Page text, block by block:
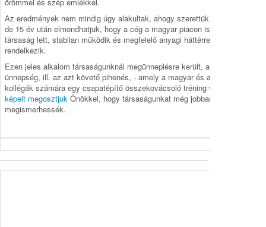
Az eredmények nem mindig úgy alakultak, ahogy szerettük volna,
de 15 év után elmondhatjuk, hogy a cég a magyar piacon ismert
társaság lett, stabilan működik és megfelelő anyagi háttérrel
rendelkezik.
Ezen jeles alkalom társaságunknál megünneplésre került, amely
ünnepség, ill. az azt követő pihenés, - amely a magyar és a szlovák
kollégák számára egy csapatépítő összekovácsoló tréning volt -
képeit megosztjuk Önökkel, hogy társaságunkat még jobban
megismerhessék.